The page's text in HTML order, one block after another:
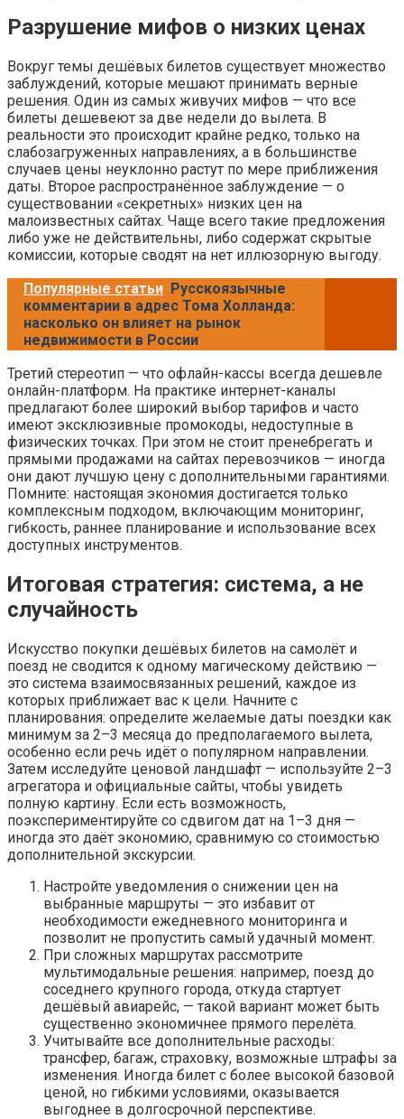
Разрушение мифов о низких ценах
Вокруг темы дешёвых билетов существует множество
заблуждений, которые мешают принимать верные
решения. Один из самых живучих мифов — что все
билеты дешевеют за две недели до вылета. В
реальности это происходит крайне редко, только на
слабозагруженных направлениях, а в большинстве
случаев цены неуклонно растут по мере приближения
даты. Второе распространённое заблуждение — о
существовании «секретных» низких цен на
малоизвестных сайтах. Чаще всего такие предложения
либо уже не действительны, либо содержат скрытые
комиссии, которые сводят на нет иллюзорную выгоду.
Популярные статьи Русскоязычные
комментарии в адрес Тома Холланда:
насколько он влияет на рынок
недвижимости в России
Третий стереотип — что офлайн-кассы всегда дешевле
онлайн-платформ. На практике интернет-каналы
предлагают более широкий выбор тарифов и часто
имеют эксклюзивные промокоды, недоступные в
физических точках. При этом не стоит пренебрегать и
прямыми продажами на сайтах перевозчиков — иногда
они дают лучшую цену с дополнительными гарантиями.
Помните: настоящая экономия достигается только
комплексным подходом, включающим мониторинг,
гибкость, раннее планирование и использование всех
доступных инструментов.
Итоговая стратегия: система, а не
случайность
Искусство покупки дешёвых билетов на самолёт и
поезд не сводится к одному магическому действию —
это система взаимосвязанных решений, каждое из
которых приближает вас к цели. Начните с
планирования: определите желаемые даты поездки как
минимум за 2–3 месяца до предполагаемого вылета,
особенно если речь идёт о популярном направлении.
Затем исследуйте ценовой ландшафт — используйте 2–3
агрегатора и официальные сайты, чтобы увидеть
полную картину. Если есть возможность,
поэкспериментируйте со сдвигом дат на 1–3 дня —
иногда это даёт экономию, сравнимую со стоимостью
дополнительной экскурсии.
Настройте уведомления о снижении цен на
выбранные маршруты — это избавит от
необходимости ежедневного мониторинга и
позволит не пропустить самый удачный момент.
При сложных маршрутах рассмотрите
мультимодальные решения: например, поезд до
соседнего крупного города, откуда стартует
дешёвый авиарейс, — такой вариант может быть
существенно экономичнее прямого перелёта.
Учитывайте все дополнительные расходы:
трансфер, багаж, страховку, возможные штрафы за
изменения. Иногда билет с более высокой базовой
ценой, но гибкими условиями, оказывается
выгоднее в долгосрочной перспективе.